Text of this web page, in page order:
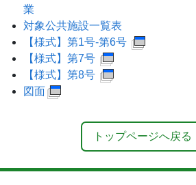
業
対象公共施設一覧表
【様式】第1号-第6号
【様式】第7号
【様式】第8号
図面
トップページへ戻る